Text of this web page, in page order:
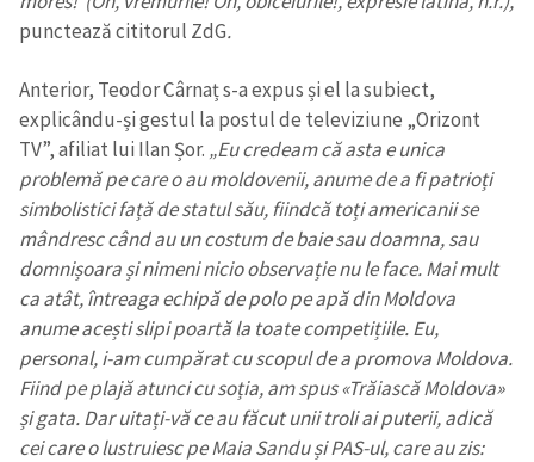
punctează cititorul ZdG.
Anterior, Teodor Cârnaț s-a expus și el la subiect,
explicându-și gestul la postul de televiziune „Orizont
TV”, afiliat lui Ilan Șor. „Eu credeam că asta e unica
problemă pe care o au moldovenii, anume de a fi patrioți
simbolistici față de statul său, fiindcă toți americanii se
mândresc când au un costum de baie sau doamna, sau
domnișoara și nimeni nicio observație nu le face. Mai mult
ca atât, întreaga echipă de polo pe apă din Moldova
anume acești slipi poartă la toate competițiile. Eu,
personal, i-am cumpărat cu scopul de a promova Moldova.
Fiind pe plajă atunci cu soția, am spus «Trăiască Moldova»
și gata. Dar uitați-vă ce au făcut unii troli ai puterii, adică
cei care o lustruiesc pe Maia Sandu și PAS-ul, care au zis: